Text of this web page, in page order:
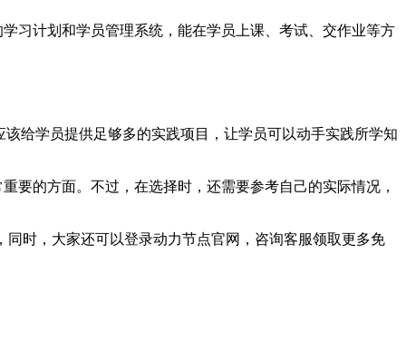
习计划和学员管理系统，能在学员上课、考试、交作业等方
给学员提供足够多的实践项目，让学员可以动手实践所学知
要的方面。不过，在选择时，还需要参考自己的实际情况，
时，大家还可以登录动力节点官网，咨询客服领取更多免